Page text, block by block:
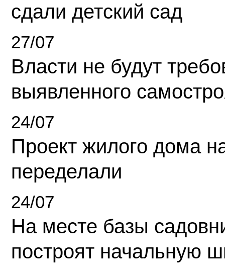
сдали детский сад
27/07
Власти не будут
выявленного
24/07
Проект жилого дома
переделали
24/07
На месте базы
построят начальную